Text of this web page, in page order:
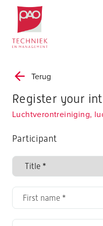
Postacademische
Terug
Register your
Luchtverontreiniging,
Participant